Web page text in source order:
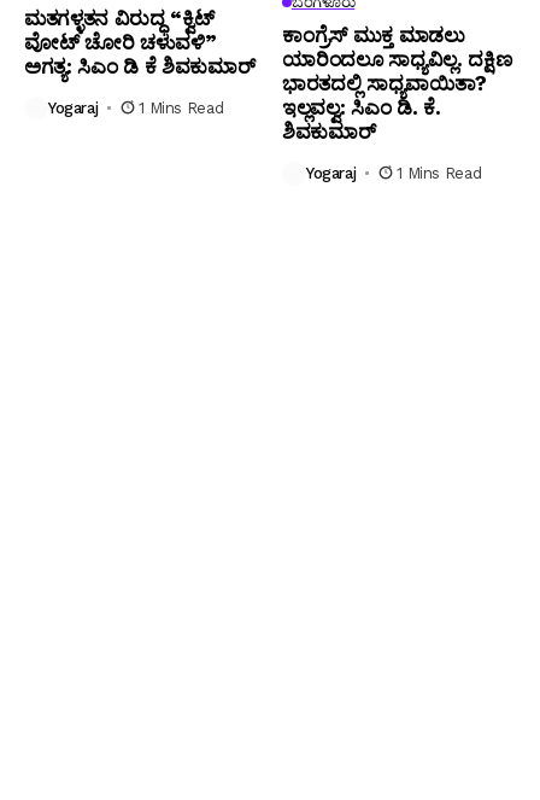
ಮತಗಳ್ಳತನ ವಿರುದ್ಧ “ಕ್ವಿಟ್
ವೋಟ್ ಚೋರಿ ಚಳುವಳಿ”
ಅಗತ್ಯ: ಸಿಎಂ ಡಿ ಕೆ ಶಿವಕುಮಾರ್
Yogaraj 1 Mins Read
ಕಾಂಗ್ರೆಸ್ ಮುಕ್ತ ಮಾಡಲು
ಯಾರಿಂದಲೂ ಸಾಧ್ಯವಿಲ್ಲ. ದಕ್ಷಿಣ
ಭಾರತದಲ್ಲಿ ಸಾಧ್ಯವಾಯಿತಾ?
ಇಲ್ಲವಲ್ವ: ಸಿಎಂ ಡಿ. ಕೆ.
ಶಿವಕುಮಾರ್
Yogaraj 1 Mins Read